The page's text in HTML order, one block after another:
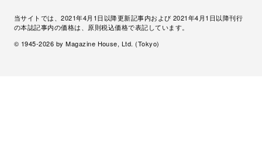
当サイトでは、2021年4月1日以降更新記事内および 2021年4月1日以降刊行
の本誌記事内の価格は、原則税込価格で表記しています。
© 1945-2026 by Magazine House, Ltd. (Tokyo)